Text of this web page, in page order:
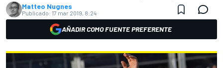
Matteo Nugnes
Publicado: 17 mar 2019, 8:24
AÑADIR COMO FUENTE PREFERENTE